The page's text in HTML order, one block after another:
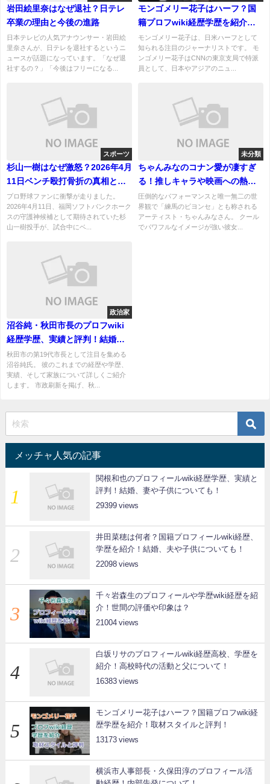
岩田絵里奈はなぜ退社？日テレ
卒業の理由と今後の進路
日本テレビの人気アナウンサー・岩田絵
里奈さんが、日テレを退社するというニ
ュースが話題になっています。「なぜ退
社するの？」「今後はフリーになる...
モンゴメリー花子はハーフ？国
籍プロフwiki経歴学歴を紹介！
取材スタイルと評判！
モンゴメリー花子は、日米ハーフとして
知られる注目のジャーナリストです。 モ
ンゴメリー花子はCNNの東京支局で特派
員として、日本やアジアのニュ...
スポーツ
杉山一樹はなぜ激怒？2026年4月
11日ベンチ殴打骨折の真相と経
緯
プロ野球ファンに衝撃が走りました。
2026年4月11日、福岡ソフトバンクホーク
スの守護神候補として期待されていた杉
山一樹投手が、試合中にベ...
未分類
ちゃんみなのコナン愛が凄すぎ
る！推しキャラや映画への熱狂
コメントまとめ
圧倒的なパフォーマンスと唯一無二の世
界観で「練馬のビヨンセ」とも称される
アーティスト・ちゃんみなさん。 クール
でパワフルなイメージが強い彼女...
政治家
沼谷純・秋田市長のプロフwiki
経歴学歴、実績と評判！結婚、
妻と子供についても！
秋田市の第19代市長として注目を集める
沼谷純氏。 彼のこれまでの経歴や学歴、
実績、そして家族について詳しくご紹介
します。 市政刷新を掲げ、秋...
メッチャ人気の記事
関根和也のプロフィールwiki経歴学歴、実績と
評判！結婚、妻や子供についても！
29399
井田菜穂は何者？国籍プロフィールwiki経歴、
学歴を紹介！結婚、夫や子供についても！
22098
千々岩森生のプロフィールや学歴wiki経歴を紹
介！世間の評価や印象は？
21004
白坂リサのプロフィールwiki経歴高校、学歴を
紹介！高校時代の活動と父について！
16383
モンゴメリー花子はハーフ？国籍プロフwiki経
歴学歴を紹介！取材スタイルと評判！
13173
横浜市人事部長・久保田淳のプロフィール活